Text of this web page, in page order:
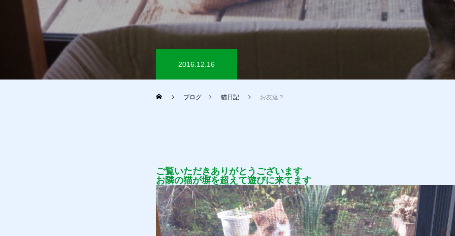
2016.12.16
ブログ 猫日記 お友達？
ご覧いただきありがとうございます
お隣の猫が塀を超えて遊びに来てます